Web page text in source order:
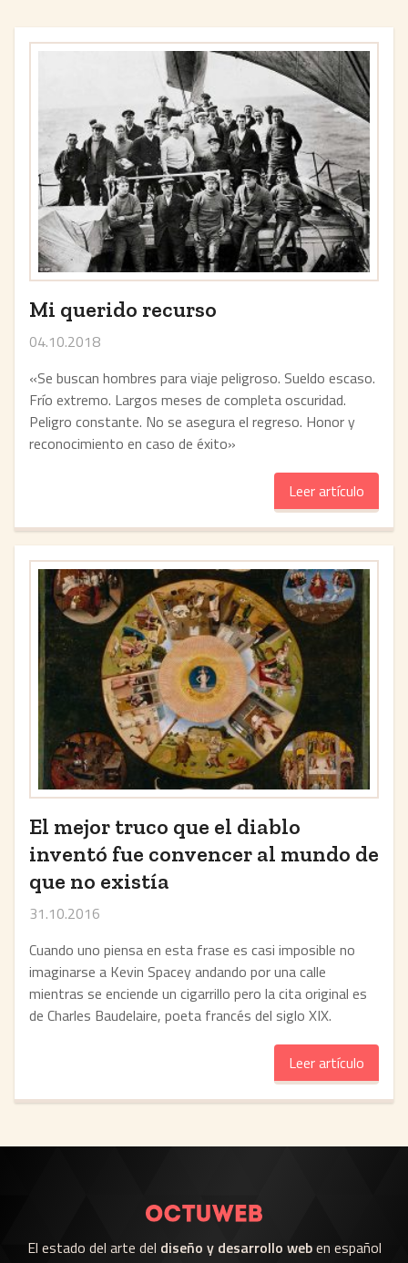
Mi querido recurso
04.10.2018
«Se buscan hombres para viaje peligroso. Sueldo escaso.
Frío extremo. Largos meses de completa oscuridad.
Peligro constante. No se asegura el regreso. Honor y
reconocimiento en caso de éxito»
Leer artículo
El mejor truco que el diablo
inventó fue convencer al mundo de
que no existía
31.10.2016
Cuando uno piensa en esta frase es casi imposible no
imaginarse a Kevin Spacey andando por una calle
mientras se enciende un cigarrillo pero la cita original es
de Charles Baudelaire, poeta francés del siglo XIX.
Leer artículo
El estado del arte del diseño y desarrollo weben español